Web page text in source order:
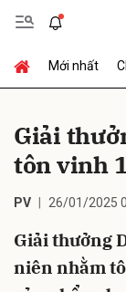
Mới nhất
Giải
tôn vinh
PV 26/01/2025
Giải thưởng
niên nhằm
Gửi bình luận